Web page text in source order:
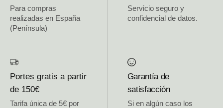
Para compras
realizadas en España
(Península)
Servicio seguro y
confidencial de datos.
Portes gratis a partir
de 150€
Tarifa única de 5€ por
Garantía de
satisfacción
Si en algún caso los